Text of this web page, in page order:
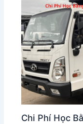
Chi Phí Học